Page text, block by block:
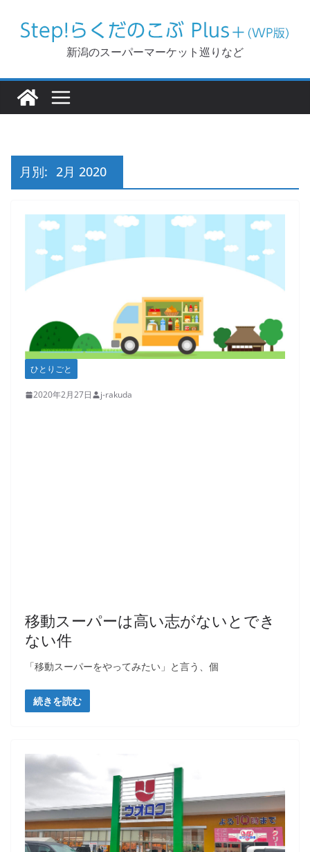
新潟のスーパーマーケット巡りなど
月別: 2月 2020
ひとりごと
2020年2月27日 j-rakuda
移動スーパーは高い志がないとでき
ない件
「移動スーパーをやってみたい」と言う、個
続きを読む